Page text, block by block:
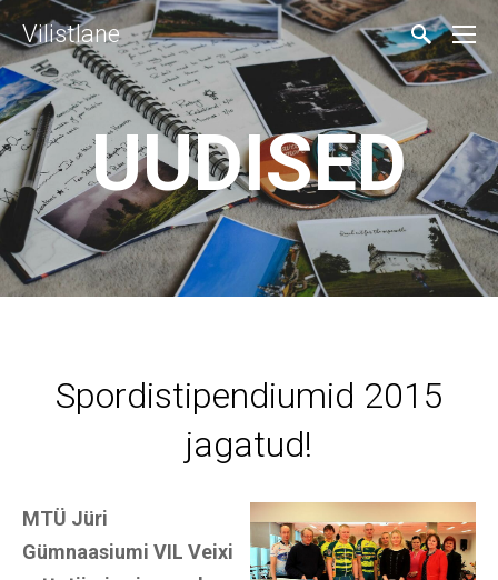
Vilistlane
UUDISED
Spordistipendiumid 2015
jagatud!
MTÜ Jüri
Gümnaasiumi VIL Veixi